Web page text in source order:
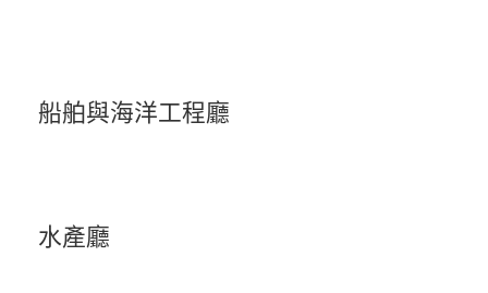
船舶與海洋工程廳
水產廳